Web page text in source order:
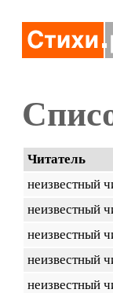
Читатель
неизвестный
неизвестный
неизвестный
неизвестный
неизвестный